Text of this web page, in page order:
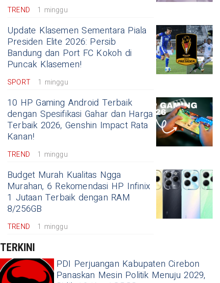
TREND 1 minggu
Update Klasemen Sementara Piala
Presiden Elite 2026: Persib
Bandung dan Port FC Kokoh di
Puncak Klasemen!
SPORT 1 minggu
10 HP Gaming Android Terbaik
dengan Spesifikasi Gahar dan Harga
Terbaik 2026, Genshin Impact Rata
Kanan!
TREND 1 minggu
Budget Murah Kualitas Ngga
Murahan, 6 Rekomendasi HP Infinix
1 Jutaan Terbaik dengan RAM
8/256GB
TREND 1 minggu
TERKINI
PDI Perjuangan Kabupaten Cirebon
Panaskan Mesin Politik Menuju 2029,